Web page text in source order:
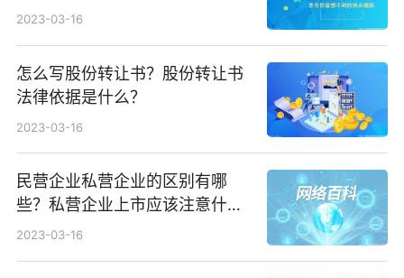
2023-03-16
怎么写股份转让书？股份转让书
法律依据是什么？
2023-03-16
民营企业私营企业的区别有哪
些？私营企业上市应该注意什
么？
2023-03-16